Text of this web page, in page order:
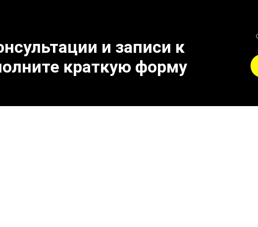
и записи к
краткую форму